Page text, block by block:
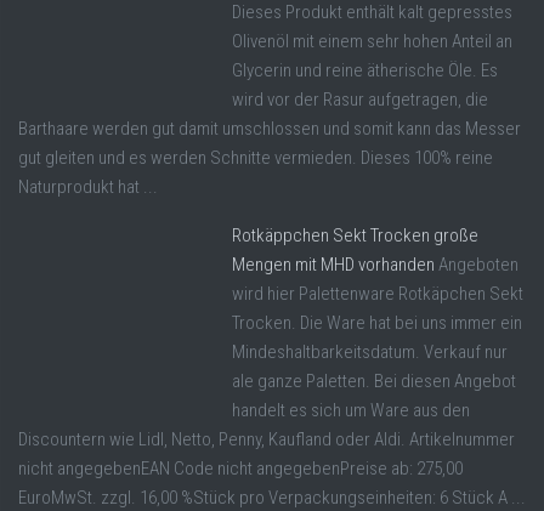
Dieses Produkt enthält kalt gepresstes
Olivenöl mit einem sehr hohen Anteil an
Glycerin und reine ätherische Öle. Es
wird vor der Rasur aufgetragen, die
Barthaare werden gut damit umschlossen und somit kann das Messer
gut gleiten und es werden Schnitte vermieden. Dieses 100% reine
Naturprodukt hat ...
Rotkäppchen Sekt Trocken große
Mengen mit MHD vorhanden Angeboten
wird hier Palettenware Rotkäpchen Sekt
Trocken. Die Ware hat bei uns immer ein
Mindeshaltbarkeitsdatum. Verkauf nur
ale ganze Paletten. Bei diesen Angebot
handelt es sich um Ware aus den
Discountern wie Lidl, Netto, Penny, Kaufland oder Aldi. Artikelnummer
nicht angegebenEAN Code nicht angegebenPreise ab: 275,00
EuroMwSt. zzgl. 16,00 %Stück pro Verpackungseinheiten: 6 Stück A ...